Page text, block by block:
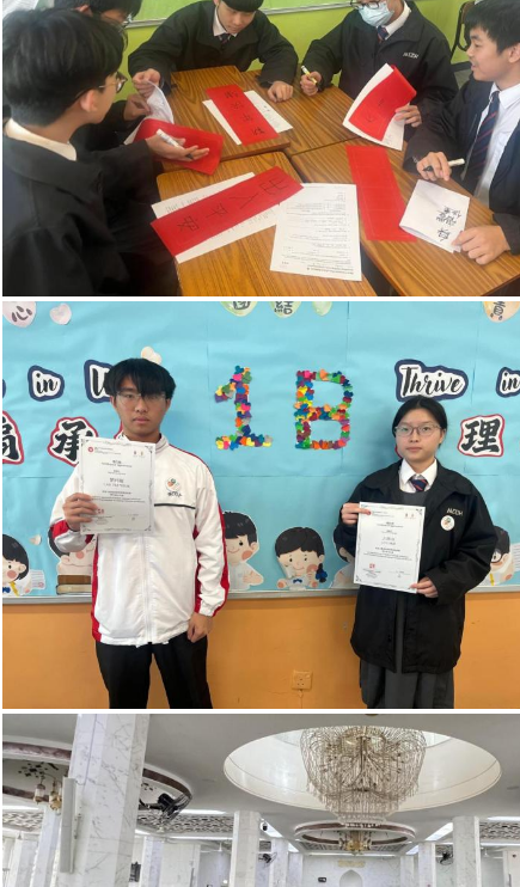
普通話科（中華文化活
動）中二級
語文大使（普通話）頒
授奬狀